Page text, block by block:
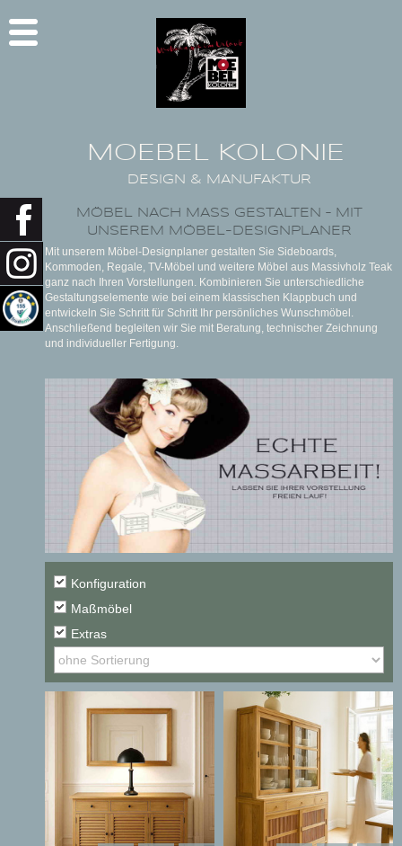
MOEBEL KOLONIE
DESIGN & MANUFAKTUR
MÖBEL NACH MASS GESTALTEN – MIT U
NSEREM MÖBEL-DESIGNPLANER
Mit unserem Möbel-Designplaner gestalten Sie Sideboards,
Kommoden, Regale, TV-Möbel und weitere Möbel aus Massivholz Teak
ganz nach Ihren Vorstellungen. Kombinieren Sie unterschiedliche
Gestaltungselemente wie bei einem klassischen Klappbuch und
entwickeln Sie Schritt für Schritt Ihr persönliches Wunschmöbel.
Anschließend begleiten wir Sie mit Beratung, technischer Zeichnung
und individueller Fertigung.
Konfiguration
Maßmöbel
Extras